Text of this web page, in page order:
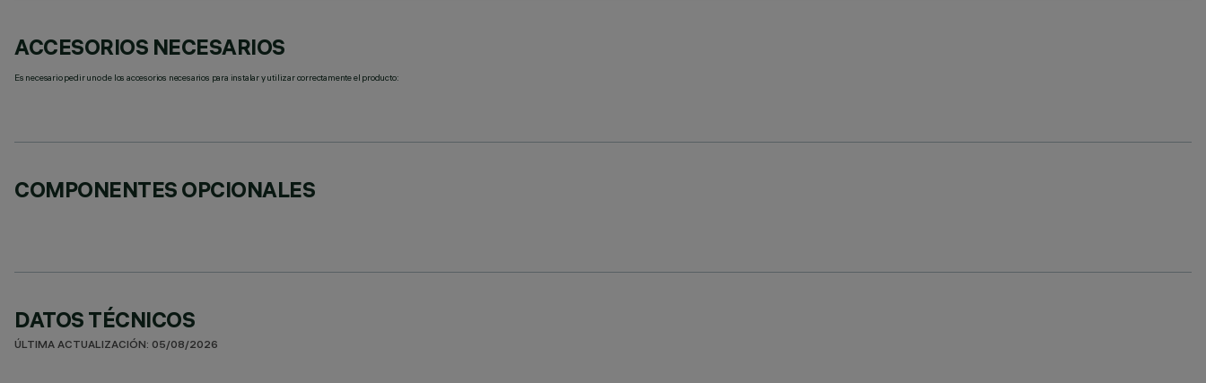
ACCESORIOS NECESARIOS
Es necesario pedir uno de los accesorios necesarios para instalar y utilizar correctamente el producto:
COMPONENTES OPCIONALES
DATOS TÉCNICOS
ÚLTIMA ACTUALIZACIÓN: 05/08/2026